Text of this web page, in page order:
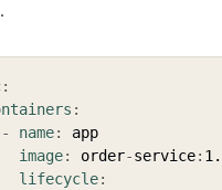
:
:
-
name:
app
image: order-service:
lifecycle: